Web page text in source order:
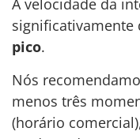
A velocidade da
significativamente
pico.
Nós
menos três
(horário